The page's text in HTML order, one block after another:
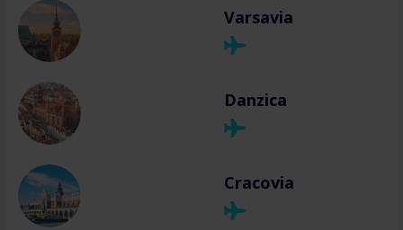
Varsavia
Danzica
Cracovia